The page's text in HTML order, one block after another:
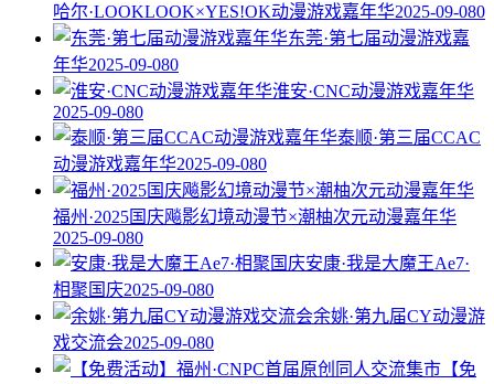
哈尔·LOOKLOOK×YES!OK动漫游戏嘉年华2025-09-080
东莞·第七届动漫游戏嘉
年华2025-09-080
淮安·CNC动漫游戏嘉年华
2025-09-080
泰顺·第三届CCAC
动漫游戏嘉年华2025-09-080
福州·2025国庆飚影幻境动漫节×潮柚次元动漫嘉年华
2025-09-080
安康·我是大魔王Ae7·
相聚国庆2025-09-080
余姚·第九届CY动漫游
戏交流会2025-09-080
【免